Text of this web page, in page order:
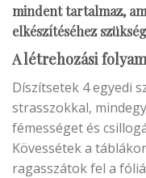
mindent tartalmaz,
elkészítéséhez
A létrehozási
Díszítsetek 4 egyedi
strasszokkal,
fémességet és
Kövessétek a
ragasszátok fel a